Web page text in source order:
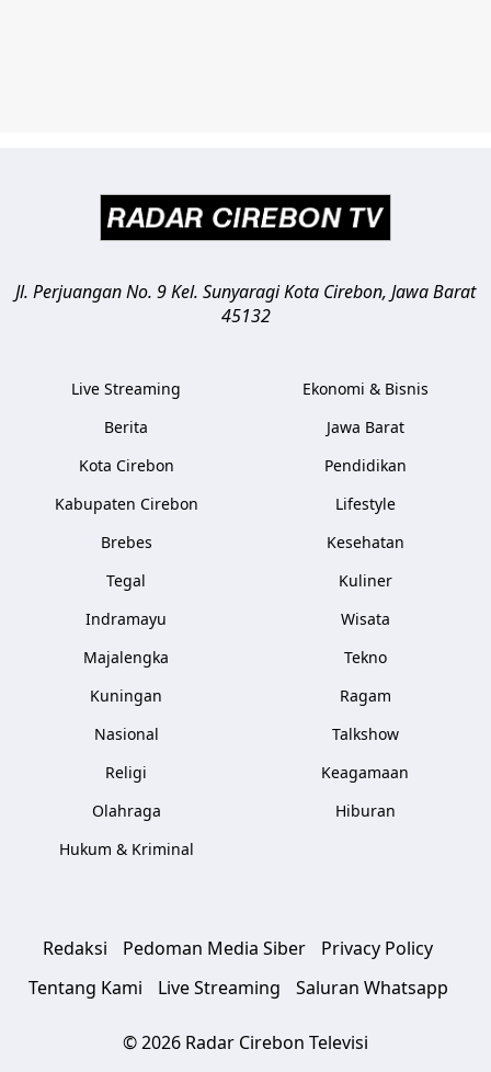
Jl. Perjuangan No. 9 Kel. SunyaragiKota Cirebon, Jawa Barat
45132
Live Streaming
Berita
Kota Cirebon
Kabupaten Cirebon
Brebes
Tegal
Indramayu
Majalengka
Kuningan
Nasional
Religi
Olahraga
Hukum & Kriminal
Ekonomi & Bisnis
Jawa Barat
Pendidikan
Lifestyle
Kesehatan
Kuliner
Wisata
Tekno
Ragam
Talkshow
Keagamaan
Hiburan
Redaksi Pedoman Media Siber
Privacy Policy
Tentang Kami
Live Streaming Saluran Whatsapp
© 2026 Radar Cirebon Televisi